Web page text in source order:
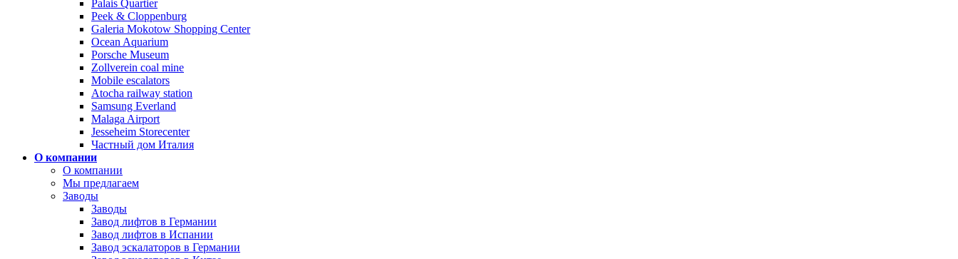
Palais Quartier
Peek & Cloppenburg
Galeria Mokotow Shopping Center
Ocean Aquarium
Porsche Museum
Zollverein coal mine
Mobile escalators
Atocha railway station
Samsung Everland
Malaga Airport
Jesseheim Storecenter
Частный дом Италия
О компании
О компании
Мы предлагаем
Заводы
Заводы
Завод лифтов в Германии
Завод лифтов в Испании
Завод эскалаторов в Германии